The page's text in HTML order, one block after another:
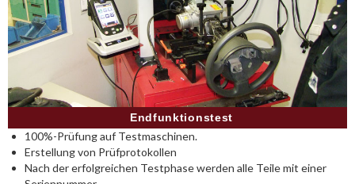
Endfunktionstest
100%-Prüfung auf Testmaschinen.
Erstellung von Prüfprotokollen
Nach der erfolgreichen Testphase werden alle Teile mit einer